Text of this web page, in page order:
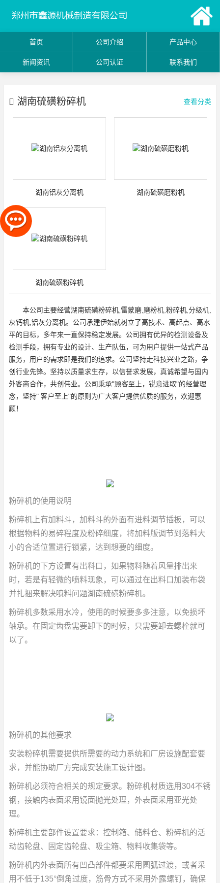
首页 公司介绍 产品中心
新闻资讯 公司认证 联系我们
湖南硫磺粉碎机 查看分类
湖南铝灰分离机 湖南硫磺磨粉机
湖南硫磺粉碎机
本公司主要经营湖南硫磺粉碎机,雷蒙磨,磨粉机,粉碎机,分级机,
灰钙机,铝灰分离机。公司承建伊始就树立了高技术、高起点、高水
平的目标，多年来一直保持稳定发展。公司拥有优异的检测设备及
检测手段，拥有专业的设计、生产队伍，可为用户提供一站式产品
服务，用户的需求即是我们的追求。公司坚持走科技兴业之路，争
创行业先锋。坚持以质量求生存，以信誉求发展，真诚希望与国内
外客商合作，共创伟业。公司秉承"顾客至上，锐意进取"的经营理
念，坚持" 客户至上"的原则为广大客户提供优质的服务，欢迎惠
顾！
粉碎机的使用说明
粉碎机上有加料斗，加料斗的外面有进料调节插板，可以
根据物料的易碎程度及粉碎细度，将加料版调节到落料大
小的合适位置进行锁紧，达到想要的细度。
粉碎机的下方设置有出料口，如果物料随着风量排出来
时，若是有轻微的喷料现象，可以通过在出料口加装布袋
并扎捆来解决喷料问题湖南硫磺粉碎机。
粉碎机多数采用水冷，使用的时候要多多注意，以免损坏
轴承。在固定齿盘需要卸下的时候，只需要卸去螺栓就可
以了。
粉碎机的其他要求
安装粉碎机需要提供所需要的动力系统和厂房设施配套要
求，并能协助厂方完成安装施工设计图。
粉碎机必须符合相关的规定要求。粉碎机材质选用304不锈
钢，接触内表面采用镜面抛光处理，外表面采用亚光处
理。
粉碎机主要部件设置要求：控制箱、储料仓、粉碎机的活
动齿轮盘、固定齿轮盘、吸尘箱、物料收集袋等。
粉碎机内外表面所有凹凸部件都要采用圆弧过渡，或者采
用不低于135°倒角过度，筋骨方式不采用外露螺钉，确保